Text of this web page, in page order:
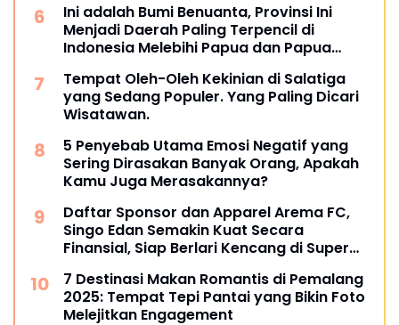
Ini adalah Bumi Benuanta, Provinsi Ini
Menjadi Daerah Paling Terpencil di
Indonesia Melebihi Papua dan Papua
Tempat Oleh-Oleh Kekinian di Salatiga
yang Sedang Populer. Yang Paling Dicari
Wisatawan.
5 Penyebab Utama Emosi Negatif yang
Sering Dirasakan Banyak Orang, Apakah
Kamu Juga Merasakannya?
Daftar Sponsor dan Apparel Arema FC,
Singo Edan Semakin Kuat Secara
Finansial, Siap Berlari Kencang di Super
7 Destinasi Makan Romantis di Pemalang
2025: Tempat Tepi Pantai yang Bikin Foto
Melejitkan Engagement